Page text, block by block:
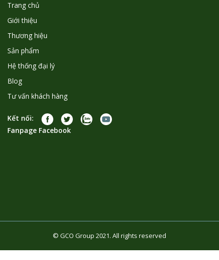
Trang chủ
Giới thiệu
Thương hiệu
Sản phẩm
Hệ thống đại lý
Blog
Tư vấn khách hàng
Kết nối:
Fanpage Facebook
© GCO Group 2021. All rights reserved